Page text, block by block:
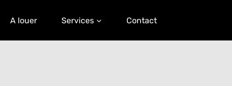
A louer Services Contact